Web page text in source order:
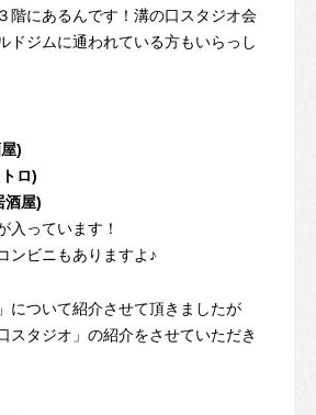
階にあるんです！溝の口スタジオ会
ドジムに通われている方もいらっし
)
ロ)
屋)
入っています！
ンビニもありますよ♪
について紹介させて頂きましたが
スタジオ」の紹介をさせていただき